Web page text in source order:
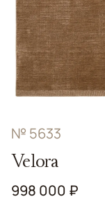
№ 5633
Velora
998 000 ₽